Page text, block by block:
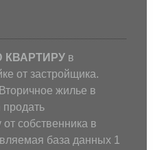
КВАРТИРУв
от застройщика.
жилье в
продать
собственника в
база данных 1